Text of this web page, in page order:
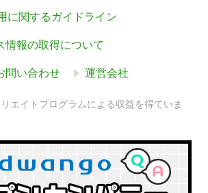
に関するガイドライン
情報の取得について
問い合わせ 運営会社
エイトプログラムによる収益を得ていま